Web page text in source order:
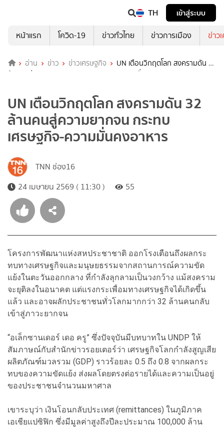
TH
เข้าสู่ระบบ
หน้าแรก
โควิด-19 ข่าวทั่วไทย ข่าวการเมือง ข่าว
อ่าน ข่าว ข่าวเศรษฐกิจ
UN เตือนวิกฤตโลก สงครามดัน 32
ล้านคนสู่ความยากจน กระทบเศรษฐกิจ-ความมั่นคงอาหาร
UN เตือนวิกฤตโลก สงครามดัน 32
ล้านคนสู่ความยากจน กระทบ
เศรษฐกิจ-ความมั่นคงอาหาร
TNN ช่อง16
24 เมษายน 2569 ( 11:30 )
55
โครงการพัฒนาแห่งสหประชาชาติ ออกโรงเตือนถึงผลกระ
ทบทางเศรษฐกิจและมนุษยธรรมจากสถานการณ์ความขัด
แย้งในตะวันออกกลาง ที่กำลังลุกลามเป็นวงกว้าง แม้สงคราม
จะยุติลงในอนาคต แต่แรงกระเพื่อมทางเศรษฐกิจได้เกิดขึ้น
แล้ว และอาจผลักประชาชนทั่วโลกมากกว่า 32 ล้านคนกลับ
เข้าสู่ภาวะยากจน
“อเล็กซานเดอร์ เดอ ครู” ซึ่งปัจจุบันมีบทบาทใน UNDP ให้
สัมภาษณ์กับสำนักข่าวรอยเตอร์ว่า เศรษฐกิจโลกกำลังสูญเสีย
ผลิตภัณฑ์มวลรวม (GDP) ราวร้อยละ 0.5 ถึง 0.8 จากผลกระ
ทบของความขัดแย้ง ส่งผลโดยตรงต่อรายได้และความเป็นอยู่
ของประชาชนจำนวนมหาศาล
เขาระบุว่า เงินโอนกลับประเทศ (remittances) ในภูมิภาค
เอเชียแปซิฟิก ซึ่งมีมูลค่าสูงถึงปีละประมาณ 100,000 ล้าน